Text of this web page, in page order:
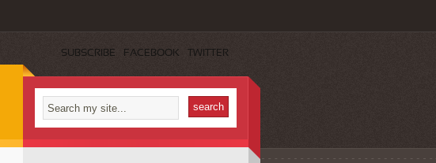
SUBSCRIBE FACEBOOK TWITTER